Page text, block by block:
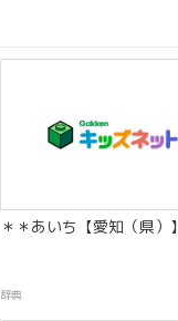
＊＊あいち【愛知（県）】
辞典